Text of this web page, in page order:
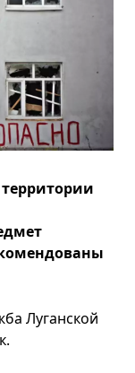
Луганской